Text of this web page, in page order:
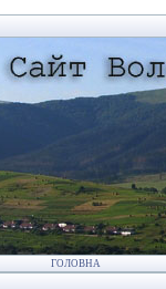
ГОЛОВНА